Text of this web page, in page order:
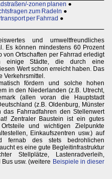
zonen planen ●
zum Radeln ●
per Fahrrad ●
und umweltfreundliches
Es können mindestens 60 Prozent
Ortschaften per Fahrrad erledigt
einige Städte, die durch eine
Wert schon erreicht haben. Das
Verkehrsmittel.
fördern und solche hohen
in den Niederlanden (z.B. Utrecht,
(allen voran die Hauptstadt
(z.B. Oldenburg, Münster
Fahrradfahren den Stellenwert
Zentraler Baustein ist ein gutes
und wichtigen Zielpunkte
Einkaufszentren usw.) auf
fernab des stets bedrohlichen
es eine gute Begleitinfrastruktur
Stellplätze, Lastenradverleih,
usw. (weitere Beispiele in dieser